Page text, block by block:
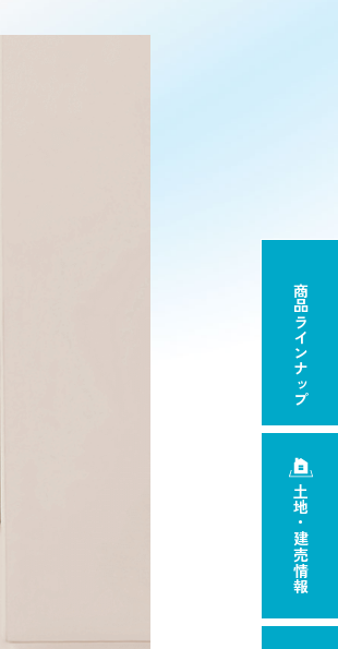
商品ラインナップ
土地・建売情報